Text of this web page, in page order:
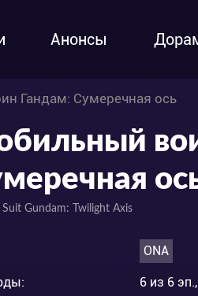
Анонсы
Гандам: Сумеречная ось
Suit Gundam: Twilight Axis
ONA
6 из 6